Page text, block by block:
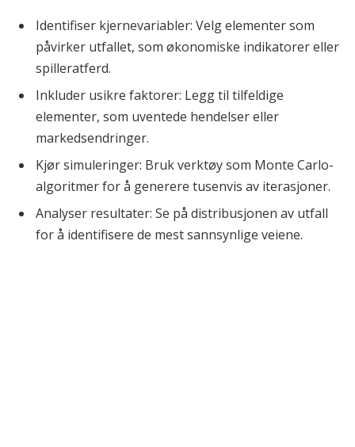
Identifiser kjernevariabler: Velg elementer som
påvirker utfallet, som økonomiske indikatorer eller
spilleratferd.
Inkluder usikre faktorer: Legg til tilfeldige
elementer, som uventede hendelser eller
markedsendringer.
Kjør simuleringer: Bruk verktøy som Monte Carlo-
algoritmer for å generere tusenvis av iterasjoner.
Analyser resultater: Se på distribusjonen av utfall
for å identifisere de mest sannsynlige veiene.